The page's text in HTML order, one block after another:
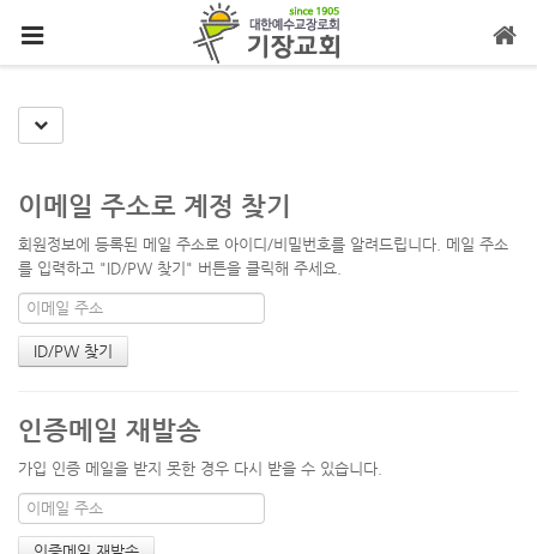
Toggle Dropdown
이메일 주소로 계정 찾기
회원정보에 등록된 메일 주소로 아이디/비밀번호를 알려드립니다. 메일 주소
를 입력하고 "ID/PW 찾기" 버튼을 클릭해 주세요.
인증메일 재발송
가입 인증 메일을 받지 못한 경우 다시 받을 수 있습니다.